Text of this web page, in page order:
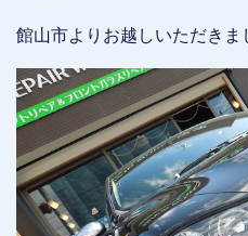
館山市よりお越しいただきま